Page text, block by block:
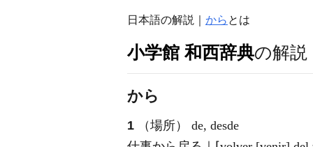
日本語の解説｜ から とは
小学館 和西辞典の解説
から
1 （場所） de, desde